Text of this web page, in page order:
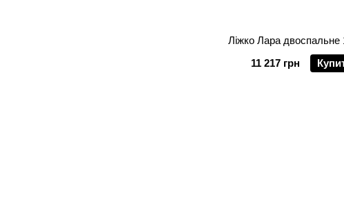
Ліжко Лара двоспальне
11 217 грн